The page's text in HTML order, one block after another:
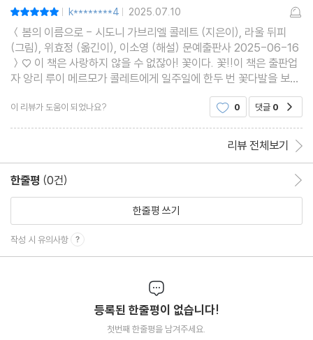
| k********4 | 2025.07.10
＜봄의 이름으로 - 시도니 가브리엘 콜레트 (지은이), 라울 뒤피
(그림), 위효정 (옮긴이), 이소영 (해설) 문예출판사 2025-06-16
＞♡ 이 책은 사랑하지 않을 수 없잖아! 꽃이다. 꽃!!이 책은 출판업
자 앙리 루이 메르모가 콜레트에게 일주일에 한두 번 꽃다발을 보낼
테니 그에 대한 답으로 꽃의 ‘초상’ 몇 편을 써달라고 제안한다. 관절
염 때문에 침대 생활을 하는 콜레트는 그 제안
이 리뷰가 도움이 되었나요? 0 댓글 0
리뷰 전체보기
한줄평 (0건)
한줄평 쓰기
작성 시 유의사항
등록된 한줄평이 없습니다!
첫번째 한줄평을 남겨주세요.